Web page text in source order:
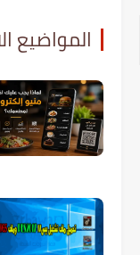
المواضيع